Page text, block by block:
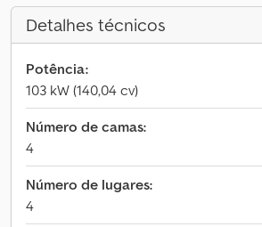
Detalhes técnicos
Potência:
103 kW (140,04 cv)
Número de camas:
4
Número de lugares:
4